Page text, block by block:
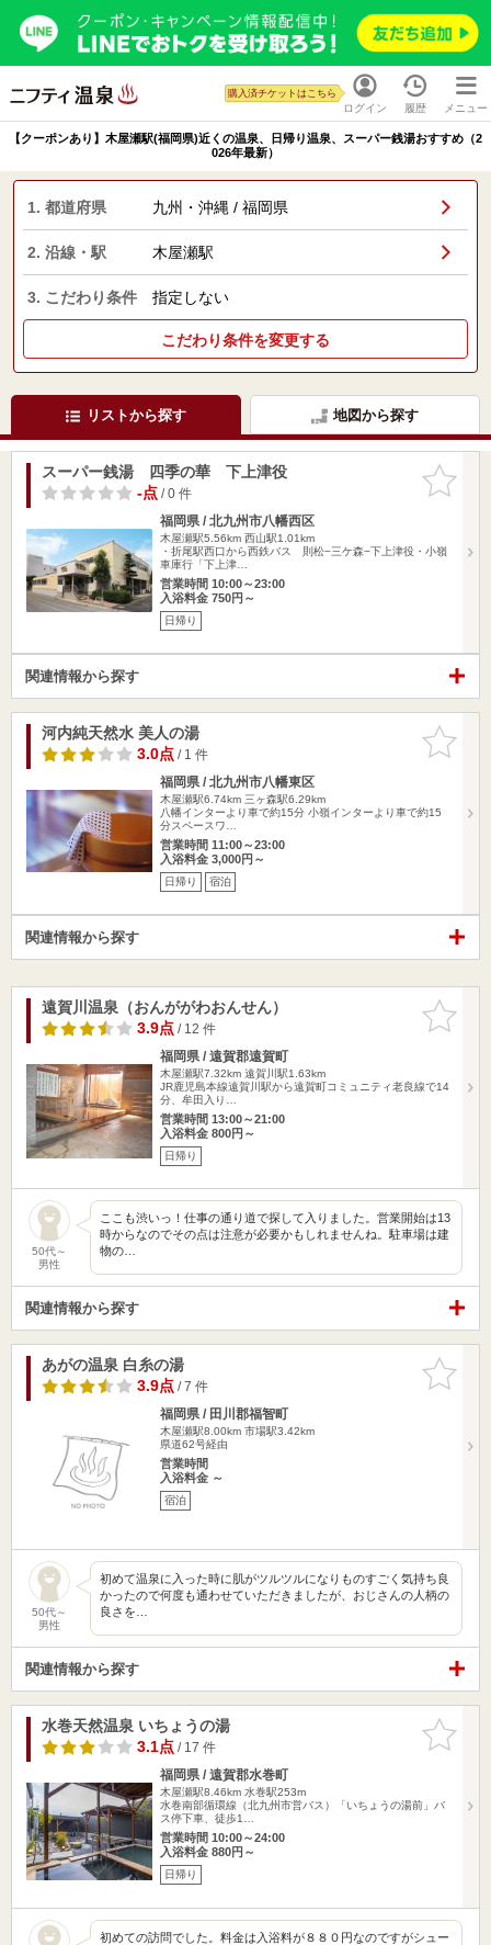
ログイン
購入済チケットはこちら
履歴 メニュー
【クーポンあり】木屋瀬駅(福岡県)近くの温泉、日帰り温泉、スーパー銭湯おすすめ（2
026年最新）
1. 都道府県 九州・沖縄 / 福岡県
2. 沿線・駅 木屋瀬駅
3. こだわり条件 指定しない
こだわり条件を変更する
リストから探す 地図から探す
お気に入
りに追加
スーパー銭湯 四季の華 下上津役
-点/ 0 件
福岡県 / 北九州市八幡西区
木屋瀬駅5.56km 西山駅1.01km
・折尾駅西口から西鉄バス 則松−三ケ森−下上津役・小嶺
車庫行「下上津…
営業時間 10:00～23:00
入浴料金 750円～
日帰り
関連情報から探す
お気に入
りに追加
河内純天然水 美人の湯
3.0点/ 1 件
福岡県 / 北九州市八幡東区
木屋瀬駅6.74km 三ヶ森駅6.29km
八幡インターより車で約15分 小嶺インターより車で約15
分スペースワ…
営業時間 11:00～23:00
入浴料金 3,000円～
日帰り 宿泊
関連情報から探す
お気に入
りに追加
遠賀川温泉（おんががわおんせん）
3.9点/ 12 件
福岡県 / 遠賀郡遠賀町
木屋瀬駅7.32km 遠賀川駅1.63km
JR鹿児島本線遠賀川駅から遠賀町コミュニティ老良線で14
分、牟田入り…
営業時間 13:00～21:00
入浴料金 800円～
日帰り
50代～
男性
ここも渋いっ！仕事の通り道で探して入りました。営業開始は13
時からなのでその点は注意が必要かもしれませんね。駐車場は建
物の…
関連情報から探す
お気に入
りに追加
あがの温泉 白糸の湯
3.9点/ 7 件
福岡県 / 田川郡福智町
木屋瀬駅8.00km 市場駅3.42km
県道62号経由
営業時間
入浴料金 ～
宿泊
50代～
男性
初めて温泉に入った時に肌がツルツルになりものすごく気持ち良
かったので何度も通わせていただきましたが、おじさんの人柄の
良さを…
関連情報から探す
お気に入
りに追加
水巻天然温泉 いちょうの湯
3.1点/ 17 件
福岡県 / 遠賀郡水巻町
木屋瀬駅8.46km 水巻駅253m
水巻南部循環線（北九州市営バス）「いちょうの湯前」バ
ス停下車、徒歩1…
営業時間 10:00～24:00
入浴料金 880円～
日帰り
初めての訪問でした。料金は入浴料が８８０円なのですがシュー